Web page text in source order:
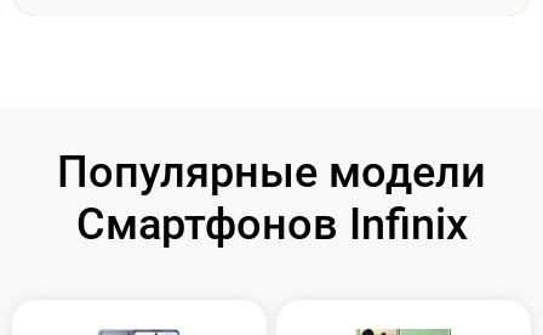
Популярные модели
Смартфонов Infinix